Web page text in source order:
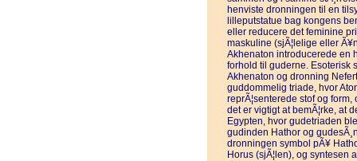
henviste dronningen til en
lilleputstatue bag kongens
eller reducere det feminine
maskuline (sjÃ¦lelige eller
Akhenaton introducerede en
forhold til guderne. Esoterisk
Akhenaton og dronning
guddommelig triade, hvor
reprÃ¦senterede stof og
det er vigtigt at bemÃ¦rke, at
Egypten, hvor gudetriaden
gudinden Hathor og
dronningen symbol pÃ¥
Horus (sjÃ¦len), og syntesen